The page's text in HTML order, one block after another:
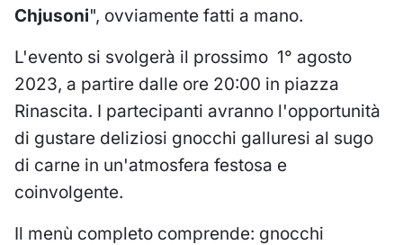
Chjusoni", ovviamente fatti a mano.
L'evento si svolgerà il prossimo 1° agosto
2023, a partire dalle ore 20:00 in piazza
Rinascita. I partecipanti avranno l'opportunità
di gustare deliziosi gnocchi galluresi al sugo
di carne in un'atmosfera festosa e
coinvolgente.
Il menù completo comprende: gnocchi